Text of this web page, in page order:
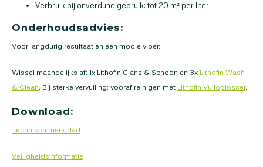
Verbruik bij onverdund gebruik: tot 20 m² per liter
Onderhoudsadvies:
Voor langdurig resultaat en een mooie vloer:
Wissel maandelijks af: 1x Lithofin Glans & Schoon en 3x Lithofin Wash
& Clean . Bij sterke vervuiling: vooraf reinigen met Lithofin Vuiloplosser.
Download:
Technisch merkblad
Veiligheidsinformatie